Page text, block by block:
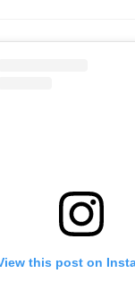
this post on